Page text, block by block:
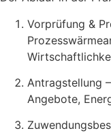
Vorprüfung &
Antragstellung
Angebote,